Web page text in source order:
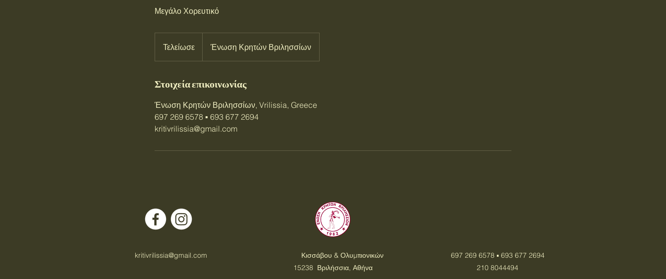
Μεγάλο Χορευτικό
Τελείωσε
ε
ε
ω
σ
ε
Ένωση Κρητών Βριλησσίων
Στοιχεία επικοινωνίας
Ένωση Κρητών Βριλησσίων, Vrilissia, Greece
697 269 6578 ▪️ 693 677 2694
kritivrilissia@gmail.com
kritivrilissia@gmail.com
Κισσάβου & Ολυμπιονικών
15238 Βριλήσσια, Αθήνα
697 269 6578 ▪️ 693 677 2694
210 8044494